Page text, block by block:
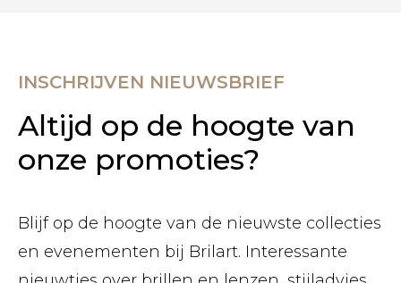
INSCHRIJVEN NIEUWSBRIEF
Altijd op de hoogte van
onze promoties?
Blijf op de hoogte van de nieuwste collecties
en evenementen bij Brilart. Interessante